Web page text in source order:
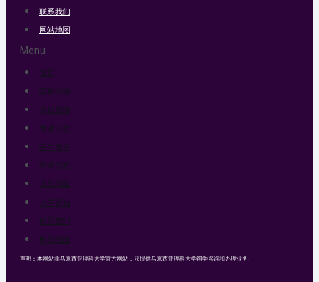
联系我们
网站地图
Menu
首页
院校介绍
学校新闻
专业大全
学生服务
申请流程
常见问题
入学评估
联系我们
网站地图
声明：本网站非马来西亚理科大学官方网站，只提供马来西亚理科大学留学咨询和办理业务.